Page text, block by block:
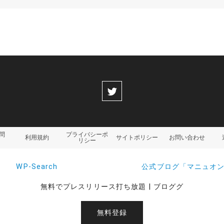
利用規約
プライバシーポ
リシー
サイトポリシー お問い合わせ
WP-Search 公式ブログ「マニュオン
無料でプレスリリース打ち放題 | ブロググ
無料登録